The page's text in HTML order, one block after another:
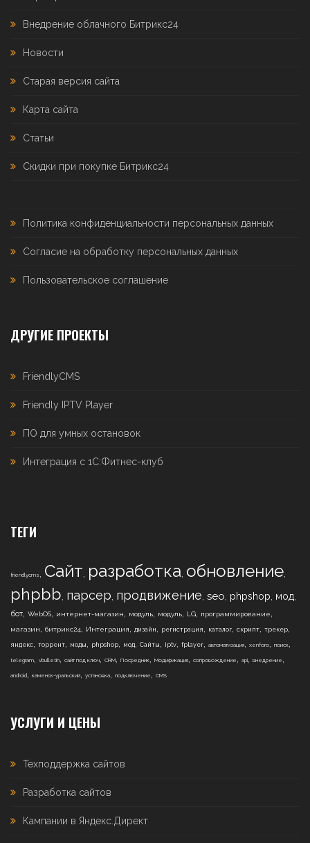
Внедрение облачного Битрикс24
Новости
Старая версия сайта
Карта сайта
Статьи
Скидки при покупке Битрикс24
Политика конфиденциальности персональных данных
Согласие на обработку персональных данных
Пользовательское соглашение
ДРУГИЕ ПРОЕКТЫ
FriendlyCMS
Friendly IPTV Player
ПО для умных остановок
Интеграция с 1С:Фитнес-клуб
ТЕГИ
friendlycms , Сайт, разработка, обновление,
phpbb, парсер, продвижение, seo, phpshop, мод,
бот, WebOS, интернет-магазин, модуль, модуль, LG, программирование,
магазин, битрикс24, Интеграция, дизайн , регистрация , каталог, скрипт, трекер,
яндекс, торрент, моды , phpshop, мод, Сайты , iptv, fplayer, автоматизация, xenforo, поиск,
telegram, vbulletin, сайт под ключ, CRM, Посредник, Модификация, сопровождение , api, внедрение ,
android, каменск-уральский, установка, подключение , CMS
УСЛУГИ И ЦЕНЫ
Техподдержка сайтов
Разработка сайтов
Кампании в Яндекс.Директ